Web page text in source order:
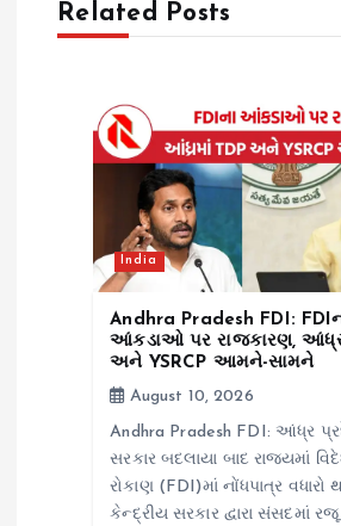
a
Related Posts
India
Andhra Pradesh FDI:
આંકડાઓ પર રાજકારણ,
અને YSRCP આમને-સામને
August 10, 2026
Andhra Pradesh FDI: આંધ્ર
સરકાર બદલાયા બાદ રાજ્યમાં
રોકાણ (FDI)માં નોંધપાત્ર વધારો
કેન્દ્રીય સરકાર દ્વારા સંસદમાં